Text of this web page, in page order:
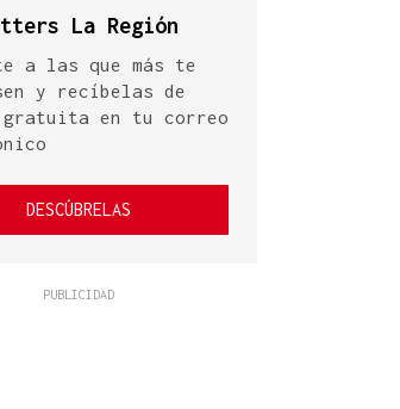
La Región
a las que más te
y recíbelas de
gratuita en tu correo
DESCÚBRELAS